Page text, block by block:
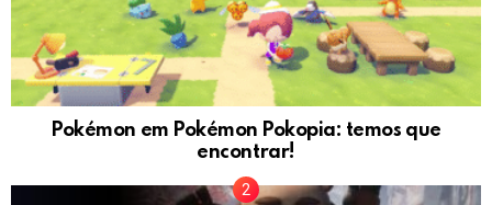
Pokémon em Pokémon Pokopia: temos que
encontrar!